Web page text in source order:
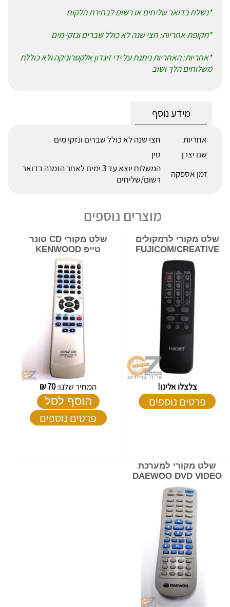
*נשלח בדואר שליחים או רשום לבחירת הלקוח
*תקופת אחריות: חצי שנה לא כולל שברים ונזקי מים
*אחריות: האחריות ניתנת על ידי זיגדון אלקטרוניקה ולא כוללת
משלוחים הלך ושוב
מידע נוסף
אחריות
חצי שנה לא כולל שברים ונזקי מים
שם יצרן
סין
זמן אספקה
המשלוח יוצא עד 3 ימים לאחר הזמנה בדואר
רשום/שליחים
מוצרים נוספים
שלט מקורי לרמקולים
FUJICOM/CREATIVE
צלצלו אלינו!
פרטים נוספים
שלט מקורי CD טונר
טייפ KENWOOD
המחיר שלנו:70
₪
הוסף לסל
פרטים נוספים
שלט מקורי למערכת
DAEWOO DVD VIDEO